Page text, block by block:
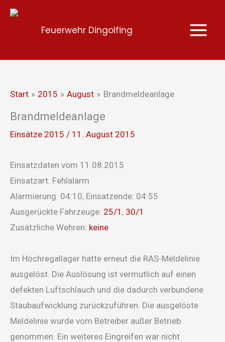
Zum
Feuerwehr Dingolfing
Start 2015 August Brandmeldeanlage
Brandmeldeanlage
Einsätze 2015 / 11. August 2015
Einsatzdaten vom 11.08.2015
Einsatzart: Fehlalarm
Alarmierung: 04:10, Einsatzende: 04:55
Ausgerückte Fahrzeuge: 25/1 , 30/1
Zusätzliche Wehren: keine
Im Hochregallager hatte erneut die RAS-Meldelinie
ausgelöst. Die Auslösung ist vermutlich auf einen
defekten Luftschlauch und die dadurch verbundene
Staubaufwicklung zurückzuführen. Die ausgelöste
Meldelinie wurde vom Betreiber außer Betrieb
genommen. Ein weiteres Eingreifen war nicht